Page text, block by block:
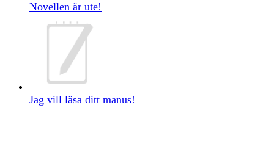
Novellen är ute!
Jag vill läsa ditt manus!